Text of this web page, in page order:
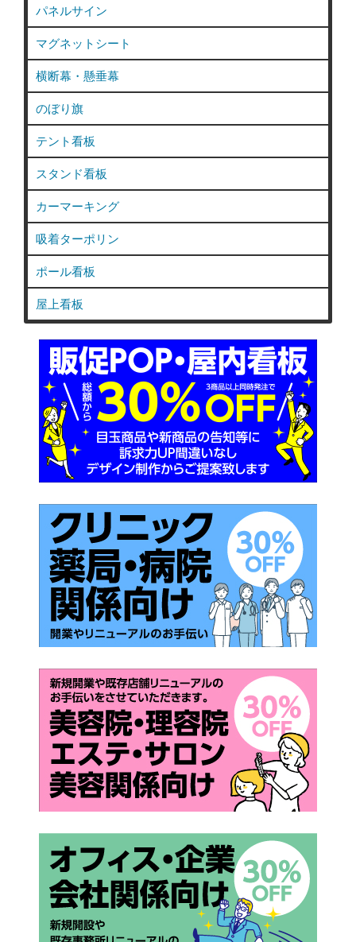
パネルサイン
マグネットシート
横断幕・懸垂幕
のぼり旗
テント看板
スタンド看板
カーマーキング
吸着ターポリン
ポール看板
屋上看板